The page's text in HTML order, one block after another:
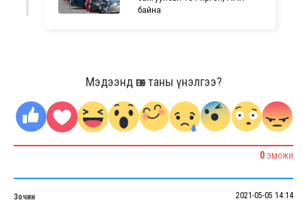
байна
Мэдээнд өгөх таны үнэлгээ?
0 ЭМОЖИ
Зочин
2021-05-05 14:14